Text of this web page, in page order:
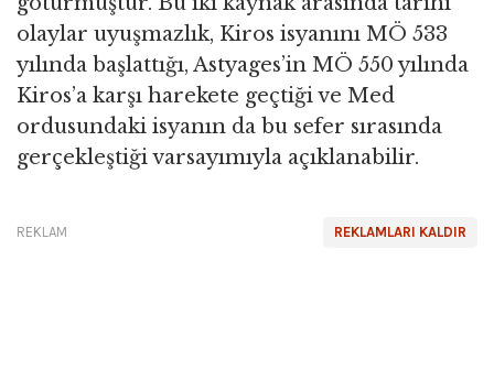
olaylar uyuşmazlık, Kiros isyanını MÖ 533
yılında başlattığı, Astyages’in MÖ 550 yılında
Kiros’a karşı harekete geçtiği ve Med
ordusundaki isyanın da bu sefer sırasında
gerçekleştiği varsayımıyla açıklanabilir.
REKLAMLARI KALDIR
REKLAM